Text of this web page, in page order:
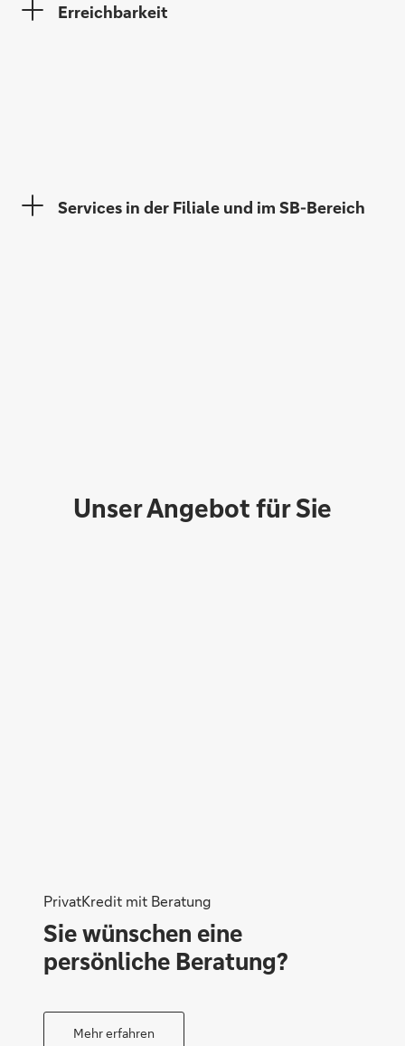
Erreichbarkeit
Services in der Filiale und im SB-Bereich
Unser Angebot für Sie
PrivatKredit mit Beratung
Sie wünschen eine
persönliche Beratung?
Mehr erfahren